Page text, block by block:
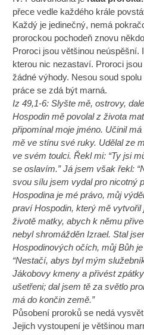
přece vedle každého krále
Každý je jedinečný, nemá
prorockou pochodeň znovu
Proroci jsou většinou neúspěšní.
kterou nic nezastaví. Proroci
žádné výhody. Nesou soud
práce se zdá být marná.
Iz 49,1-6: Slyšte mě, ostrovy,
Hospodin mě povolal z života
připomínal moje jméno. Učinil
mě ve stínu své ruky. Udělal ze
ve svém toulci. Řekl mi: “Ty jsi
se oslavím.” Já jsem však řekl:
svou sílu jsem vydal pro nicotný
Hospodina je mé právo, můj
praví Hospodin, který mě
životě matky, abych k němu
nebyl shromážděn Izrael. Stal
Hospodinových očích, můj Bůh
“Nestačí, abys byl mým
Jákobovy kmeny a přivést
ušetřeni; dal jsem tě za světlo
má do končin země.”
Působení proroků se nedá
Jejich vystoupení je většinou